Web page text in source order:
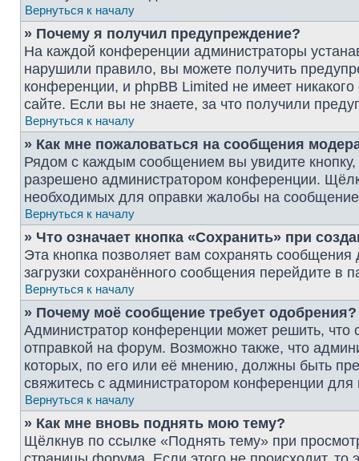
Вернуться к началу
» Почему я получил предупреждение?
На каждой конференции администраторы
нарушили правило, вы можете получить
конференции, и phpBB Limited не имеет
сайте. Если вы не знаете, за что получили
Вернуться к началу
» Как мне пожаловаться на сообщения
Рядом с каждым сообщением вы увидите
разрешено администратором конференции.
необходимых для оправки жалобы на
Вернуться к началу
» Что означает кнопка «Сохранить» при
Эта кнопка позволяет вам сохранять
загрузки сохранённого сообщения перейдите в
Вернуться к началу
» Почему моё сообщение требует одобрения?
Администратор конференции может решить,
отправкой на форум. Возможно также, что
которых, по его или её мнению, должны быть
свяжитесь с администратором конференции
Вернуться к началу
» Как мне вновь поднять мою тему?
Щёлкнув по ссылке «Поднять тему» при